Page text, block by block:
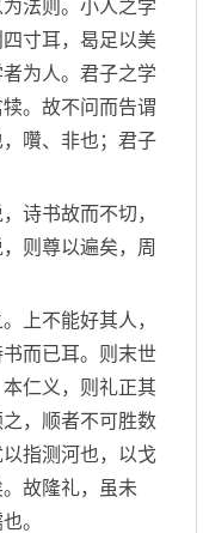
法则。小人之学
寸耳，曷足以美
为人。君子之学
。故不问而告谓
囋、非也；君子
诗书故而不切，
则尊以遍矣，周
上不能好其人，
而已耳。则末世
仁义，则礼正其
，顺者不可胜数
指测河也，以戈
故隆礼，虽未
。